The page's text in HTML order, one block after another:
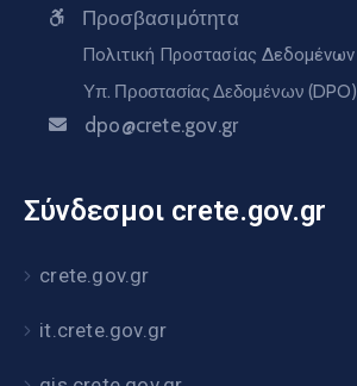
Προσβασιμότητα
Πολιτική Προστασίας Δεδομένων
Υπ. Προστασίας Δεδομένων (DPO)
dpo@crete.gov.gr
Σύνδεσμοι crete.gov.gr
crete.gov.gr
it.crete.gov.gr